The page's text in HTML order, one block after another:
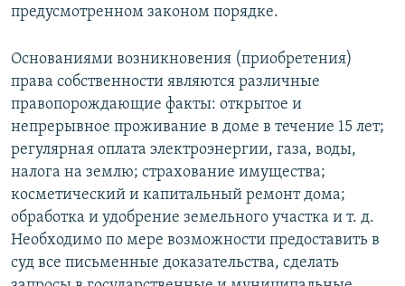
предусмотренном законом порядке.
Основаниями возникновения (приобретения)
права собственности являются различные
правопорождающие факты: открытое и
непрерывное проживание в доме в течение 15 лет;
регулярная оплата электроэнергии, газа, воды,
налога на землю; страхование имущества;
косметический и капитальный ремонт дома;
обработка и удобрение земельного участка и т. д.
Необходимо по мере возможности предоставить в
суд все письменные доказательства, сделать